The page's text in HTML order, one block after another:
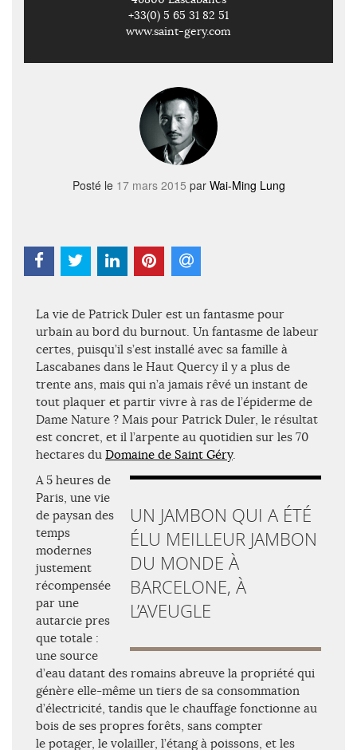
+33(0) 5 65 31 82 51
www.saint-gery.com
Posté le 17 mars 2015 par Wai-Ming Lung
La vie de Patrick Duler est un fantasme pour
urbain au bord du burnout. Un fantasme de labeur
certes, puisqu’il s’est installé avec sa famille à
Lascabanes dans le Haut Quercy il y a plus de
trente ans, mais qui n’a jamais rêvé un instant de
tout plaquer et partir vivre à ras de l’épiderme de
Dame Nature ? Mais pour Patrick Duler, le résultat
est concret, et il l’arpente au quotidien sur les 70
hectares du Domaine de Saint Géry.
UN JAMBON QUI A ÉTÉ
ÉLU MEILLEUR JAMBON
DU MONDE À
BARCELONE, À
L’AVEUGLE
A 5 heures de
Paris, une vie
de paysan des
temps
modernes
justement
récompensée
par une
autarcie pres
que totale :
une source
d’eau datant des romains abreuve la propriété qui
génère elle-même un tiers de sa consommation
d’électricité, tandis que le chauffage fonctionne au
bois de ses propres forêts, sans compter
le potager, le volailler, l’étang à poissons, et les